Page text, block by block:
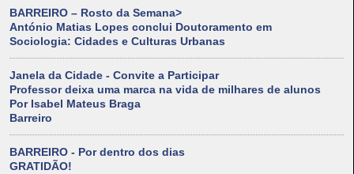
BARREIRO – Rosto da Semana>
António Matias Lopes conclui Doutoramento em
Sociologia: Cidades e Culturas Urbanas
Janela da Cidade - Convite a Participar
Professor deixa uma marca na vida de milhares de alunos
Por Isabel Mateus Braga
Barreiro
BARREIRO - Por dentro dos dias
GRATIDÃO!